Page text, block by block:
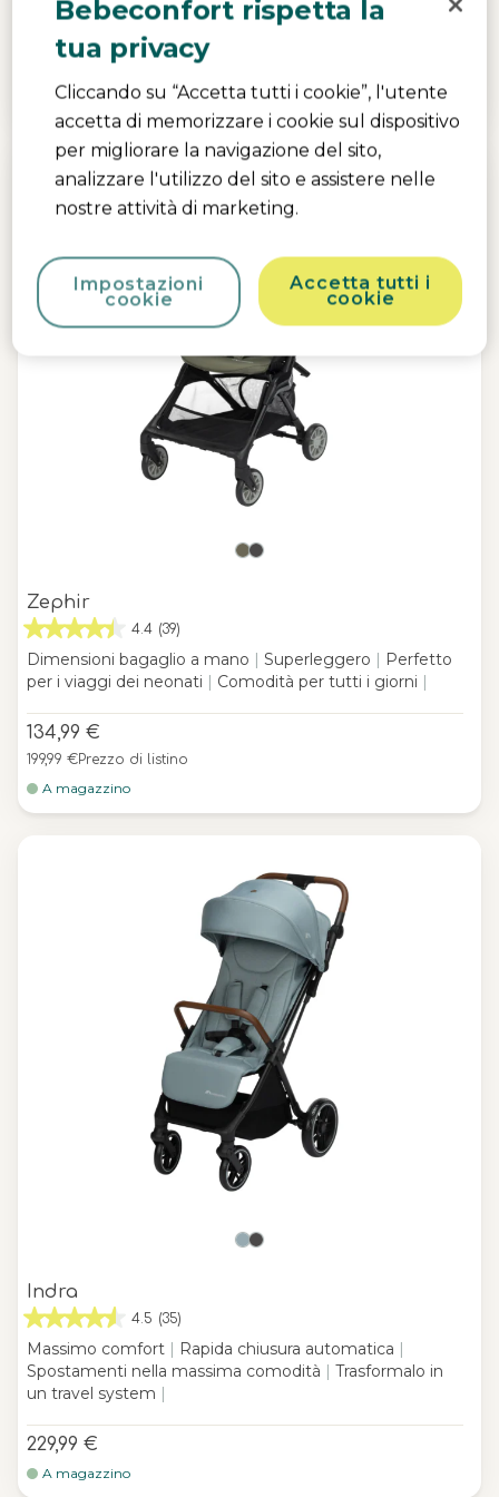
il gioco|Comfort fin dal primo giorno|
A magazzino
Zephir
4.4 (39)
Dimensioni bagaglio a mano | Superleggero | Perfetto
per i viaggi dei neonati | Comodità per tutti i giorni |
134,99 €
199,99 €Prezzo di listino
A magazzino
Indra
4.5 (35)
Massimo comfort | Rapida chiusura automatica |
Spostamenti nella massima comodità | Trasformalo in
un travel system |
229,99 €
A magazzino
Bebeconfort rispetta la
tua privacy
Cliccando su “Accetta tutti i cookie”, l'utente
accetta di memorizzare i cookie sul dispositivo
per migliorare la navigazione del sito,
analizzare l'utilizzo del sito e assistere nelle
nostre attività di marketing.
Accetta tutti i
cookie
Impostazioni
cookie